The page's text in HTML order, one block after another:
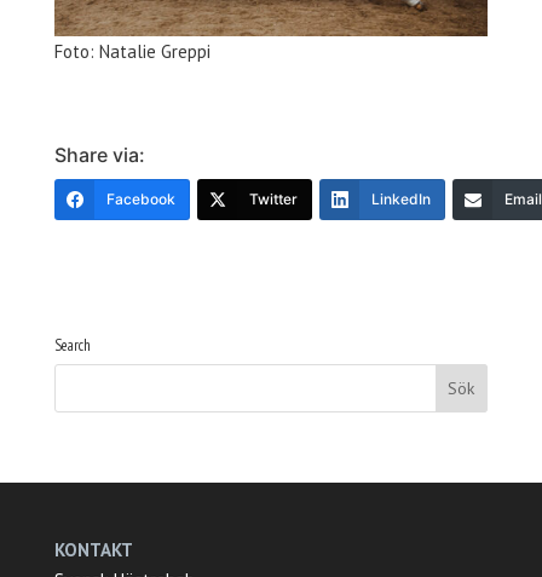
Foto: Natalie Greppi
Share via:
Facebook Twitter LinkedIn Email
Search
KONTAKT